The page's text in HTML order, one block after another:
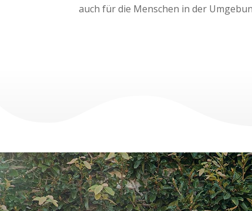
auch für die Menschen in der